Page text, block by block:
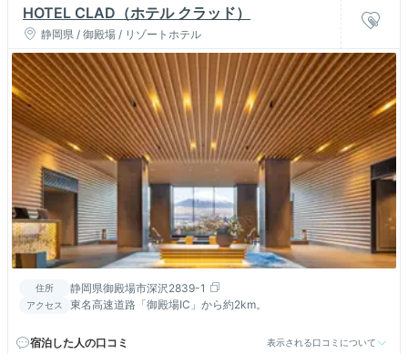
HOTEL CLAD（ホテル クラッド）
静岡県 / 御殿場 / リゾートホテル
住所 静岡県御殿場市深沢2839-1
アクセス 東名高速道路「御殿場IC」から約2km。
宿泊した人の口コミ 表示される口コミについて